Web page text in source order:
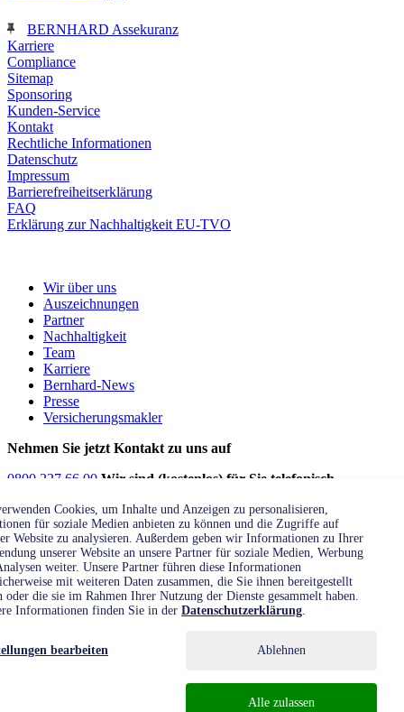
BERNHARD Assekuranz
Karriere
Compliance
Sitemap
Sponsoring
Kunden-Service
Kontakt
Rechtliche Informationen
Datenschutz
Impressum
Barrierefreiheitserklärung
FAQ
Erklärung zur Nachhaltigkeit EU-TVO
Cookies, um Inhalte und Anzeigen zu personalisieren,
für soziale Medien anbieten zu können und die Zugriffe auf
Website zu analysieren. Außerdem geben wir Informationen zu Ihrer
unserer Website an unsere Partner für soziale Medien, Werbung
weiter. Unsere Partner führen diese Informationen
mit weiteren Daten zusammen, die Sie ihnen bereitgestellt
oder die sie im Rahmen Ihrer Nutzung der Dienste gesammelt haben.
Informationen finden Sie in der Datenschutzerklärung.
bearbeiten Ablehnen
Alle zulassen
Wir über uns
Auszeichnungen
Partner
Nachhaltigkeit
Team
Karriere
Bernhard-News
Presse
Versicherungsmakler
Nehmen Sie jetzt Kontakt zu uns auf
0800 227 66 00 Wir sind (kostenlos) für Sie telefonisch
Montag bis Donnerstag: 8:00 - 16:00 Uhr
Freitag:
8:00 - 15:00 Uhr
Unsere Fachabteilung kümmert sich gerne persönlich um Ihr
Anliegen
jetzt anrufen
Gerne beantworten wir Ihre Fragen auch schriftlich
Gerade keine Zeit? Vereinbaren Sie einen Rückruf